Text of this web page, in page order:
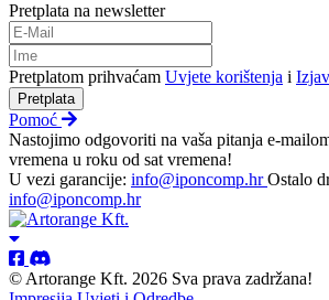
Pretplata na newsletter
Pretplatom prihvaćam Uvjete korištenja i
Pretplata
Pomoć
Nastojimo odgovoriti na vaša pitanja e-
vremena u roku od sat vremena!
U vezi garancije: info@iponcomp.hrOstalo
info@iponcomp.hr
© Artorange Kft. 2026 Sva prava zadržana!